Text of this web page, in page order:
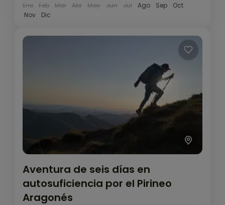
Ene Feb Mar Abr May Jun Jul Ago Sep
Oct
Nov
Dic
Aventura de seis días en
autosuficiencia por el Pirineo
Aragonés